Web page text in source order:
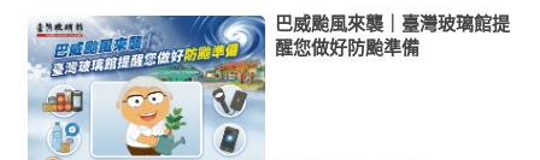
巴威颱風來襲｜臺灣玻璃館提
醒您做好防颱準備